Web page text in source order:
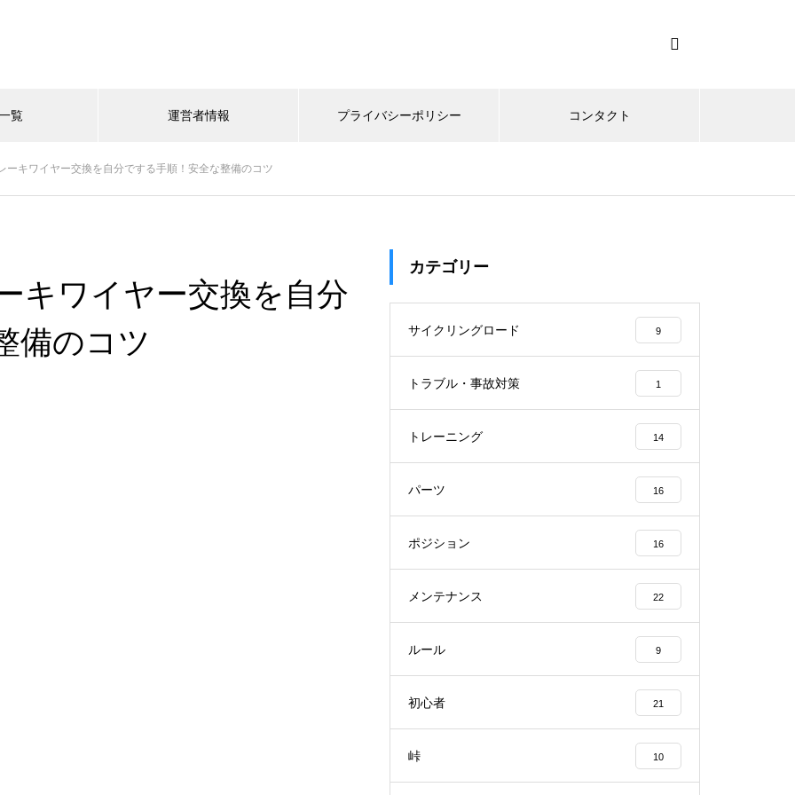
覧 運営者情報 プライバシーポリシー コンタクト
ーキワイヤー交換を自分でする手順！安全な整備のコツ
キワイヤー交換を自分
備のコツ
カテゴリー
サイクリングロード 9
トラブル・事故対策 1
トレーニング 14
パーツ 16
ポジション 16
メンテナンス 22
ルール 9
初心者 21
峠 10